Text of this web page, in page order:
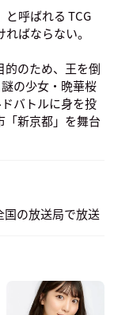
呼ばれる TCG
ばならない。
のため、王を倒
の少女・晩華桜
バトルに身を投
「新京都」を舞台
国の放送局で放送